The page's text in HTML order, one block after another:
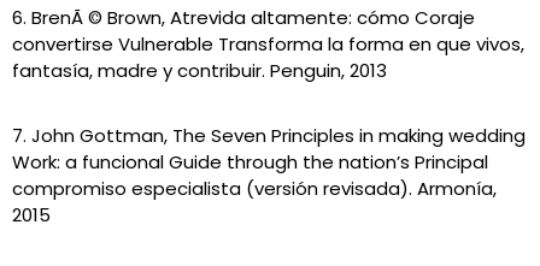
6. BrenÃ © Brown, Atrevida altamente: cómo Coraje
convertirse Vulnerable Transforma la forma en que vivos,
fantasía, madre y contribuir. Penguin, 2013
7. John Gottman, The Seven Principles in making wedding
Work: a funcional Guide through the nation’s Principal
compromiso especialista (versión revisada). Armonía,
2015